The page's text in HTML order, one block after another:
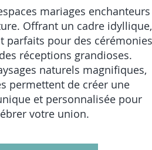
mariages enchanteurs
Offrant un cadre idyllique,
parfaits pour des cérémonies
réceptions grandioses.
naturels magnifiques,
permettent de créer une
et personnalisée pour
votre union.